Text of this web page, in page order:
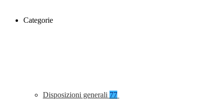
Categorie
Disposizioni generali 77